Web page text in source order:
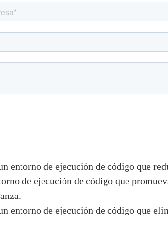
entorno de ejecución de código que
de ejecución de código que
entorno de ejecución de código que